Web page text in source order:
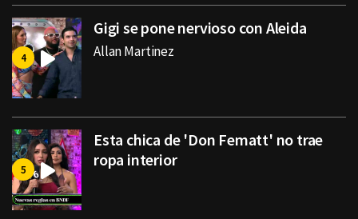
Gigi se pone nervioso con Aleida
Allan Martinez
Esta chica de 'Don Fematt' no trae
ropa interior